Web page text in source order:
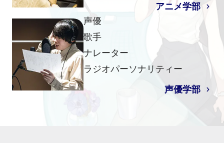
アニメ学部
声優
歌手
ナレーター
ラジオパーソナリティー
声優学部